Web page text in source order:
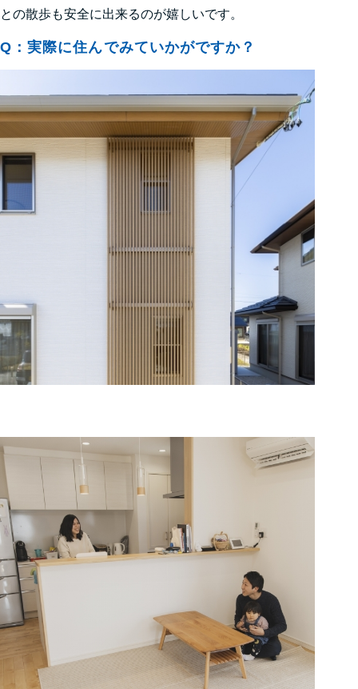
との散歩も安全に出来るのが嬉しいです。
Q：実際に住んでみていかがですか？